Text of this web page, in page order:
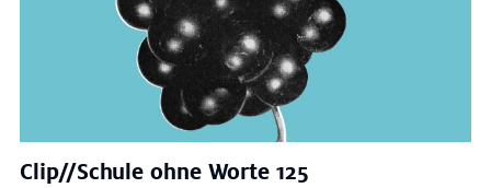
Clip//Schule ohne Worte 125